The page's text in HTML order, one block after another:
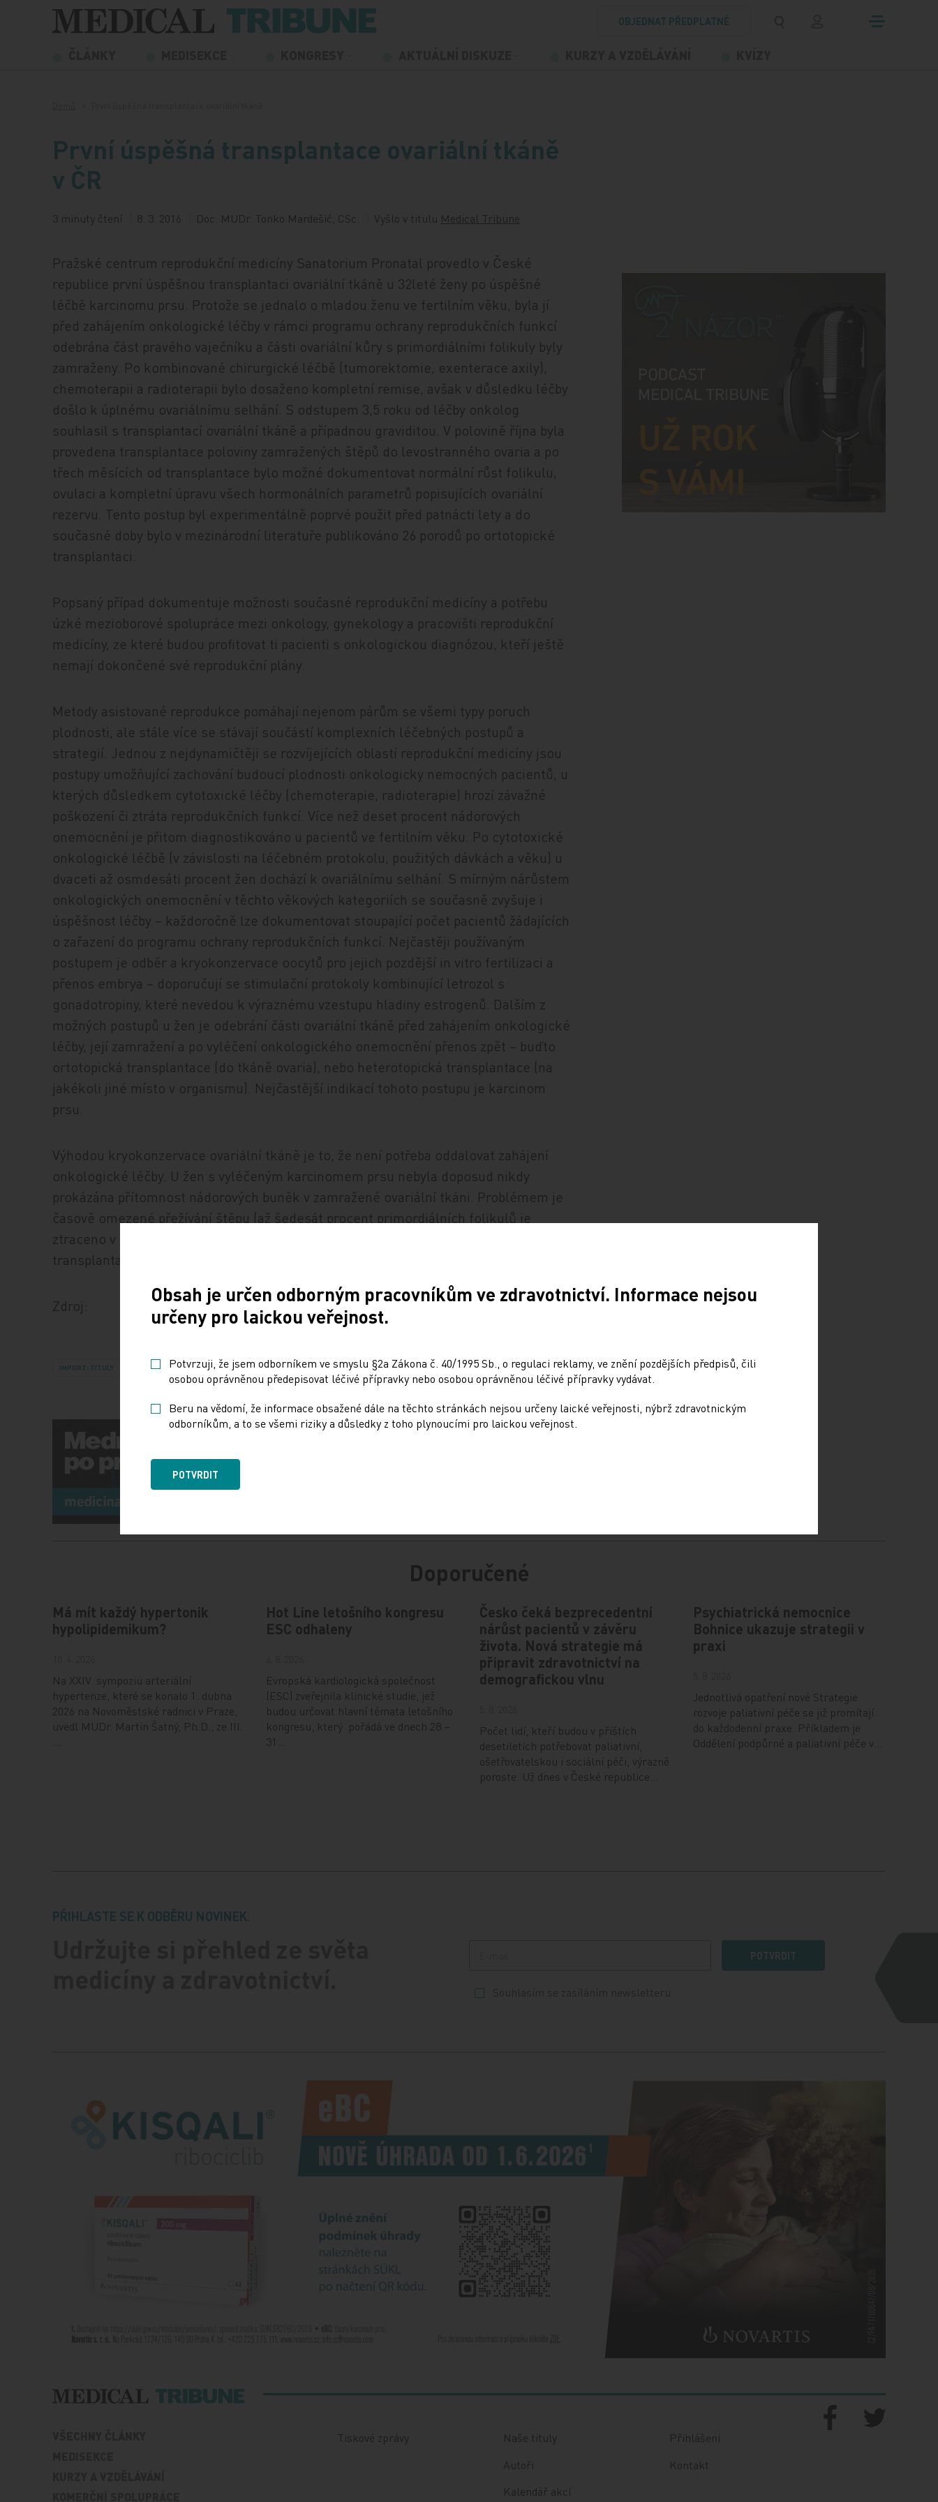
Přeskočit na obsah
OBJEDNAT PŘEDPLATNÉ
První úspěšná transplantace ovariální tkáně
v ČR
3 minuty čtení 8. 3. 2016 Doc. MUDr. Tonko Mardešić, CSc. Vyšlo v titulu Medical Tribune
Pražské centrum reprodukční medicíny Sanatorium Pronatal provedlo v České
republice první úspěšnou transplantaci ovariální tkáně u 32leté ženy po úspěšné
léčbě karcinomu prsu. Protože se jednalo o mladou ženu ve fertilním věku, byla jí
před zahájením onkologické léčby v rámci programu ochrany reprodukčních funkcí
odebrána část pravého vaječníku a části ovariální kůry s primordiálními folikuly byly
zamraženy. Po kombinované chirurgické léčbě (tumorektomie, exenterace axily),
chemoterapii a radioterapii bylo dosaženo kompletní remise, avšak v důsledku léčby
došlo k úplnému ovariálnímu selhání. S odstupem 3,5 roku od léčby onkolog
souhlasil s transplantací ovariální tkáně a případnou graviditou. V polovině října byla
provedena transplantace poloviny zamražených štěpů do levostranného ovaria a po
třech měsících od transplantace bylo možné dokumentovat normální růst folikulu,
ovulaci a kompletní úpravu všech hormonálních parametrů popisujících ovariální
rezervu. Tento postup byl experimentálně poprvé použit před patnácti lety a do
současné doby bylo v mezinárodní literatuře publikováno 26 porodů po ortotopické
transplantaci.
Popsaný případ dokumentuje možnosti současné reprodukční medicíny a potřebu
úzké mezioborové spolupráce mezi onkology, gynekology a pracovišti reprodukční
medicíny, ze které budou profitovat ti pacienti s onkologickou diagnózou, kteří ještě
nemají dokončené své reprodukční plány.
Metody asistované reprodukce pomáhají nejenom párům se všemi typy poruch
plodnosti, ale stále více se stávají součástí komplexních léčebných postupů a
strategií. Jednou z nejdynamičtěji se rozvíjejících oblastí reprodukční medicíny jsou
postupy umožňující zachování budoucí plodnosti onkologicky nemocných pacientů, u
kterých důsledkem cytotoxické léčby (chemoterapie, radioterapie) hrozí závažné
poškození či ztráta reprodukčních funkcí. Více než deset procent nádorových
onemocnění je přitom diagnostikováno u pacientů ve fertilním věku. Po cytotoxické
onkologické léčbě (v závislosti na léčebném protokolu, použitých dávkách a věku) u
dvaceti až osmdesáti procent žen dochází k ovariálnímu selhání. S mírným nárůstem
onkologických onemocnění v těchto věkových kategoriích se současně zvyšuje i
úspěšnost léčby – každoročně lze dokumentovat stoupající počet pacientů žádajících
o zařazení do programu ochrany reprodukčních funkcí. Nejčastěji používaným
postupem je odběr a kryokonzervace oocytů pro jejich pozdější in vitro fertilizaci a
přenos embrya – doporučují se stimulační protokoly kombinující letrozol s
gonadotropiny, které nevedou k výraznému vzestupu hladiny estrogenů. Dalším z
možných postupů u žen je odebrání části ovariální tkáně před zahájením onkologické
léčby, její zamražení a po vyléčení onkologického onemocnění přenos zpět – buďto
ortotopická transplantace (do tkáně ovaria), nebo heterotopická transplantace (na
jakékoli jiné místo v organismu). Nejčastější indikací tohoto postupu je karcinom
prsu.
Výhodou kryokonzervace ovariální tkáně je to, že není potřeba oddalovat zahájení
onkologické léčby. U žen s vyléčeným karcinomem prsu nebyla doposud nikdy
prokázána přítomnost nádorových buněk v zamražené ovariální tkáni. Problémem je
časově omezené přežívání štěpu (až šedesát procent primordiálních folikulů je
ztraceno v ischemické fázi, než dojde k revaskularizaci transplantované tkáně),
transplantaci je proto nutné v řadě případů opakovat.
Zdroj:
IMPORT: TITULY Sdílejte článek
Doporučené
Má mít každý hypertonik
hypolipidemikum?
Na XXIV. sympoziu arteriální
hypertenze, které se konalo 1. dubna
2026 na Novoměstské radnici v Praze,
uvedl MUDr. Martin Šatný, Ph.D., ze III.
Hot Line letošního kongresu
ESC odhaleny
Evropská kardiologická společnost
(ESC) zveřejnila klinické studie, jež
budou určovat hlavní témata letošního
kongresu, který pořádá ve dnech 28.–
31…
Česko čeká bezprecedentní
nárůst pacientů v závěru
života. Nová strategie má
připravit zdravotnictví na
demografickou vlnu
Počet lidí, kteří budou v příštích
desetiletích potřebovat paliativní,
ošetřovatelskou i sociální péči, výrazně
poroste. Už dnes v České republice…
Psychiatrická nemocnice
Bohnice ukazuje strategii v
praxi
Jednotlivá opatření nové Strategie
rozvoje paliativní péče se již promítají
do každodenní praxe. Příkladem je
Oddělení podpůrné a paliativní péče v…
PŘIHLASTE SE K ODBĚRU NOVINEK.
POTVRDIT
Tiskové zprávy
Naše tituly
Autoři
Kalendář akcí
Přihlášení
Kontakt
Obsah je určen odborným pracovníkům ve zdravotnictví. Informace nejsou
určeny pro laickou veřejnost.
Potvrzuji, že jsem odborníkem ve smyslu §2a Zákona č. 40/1995 Sb., o regulaci reklamy, ve znění pozdějších předpisů, čili
osobou oprávněnou předepisovat léčivé přípravky nebo osobou oprávněnou léčivé přípravky vydávat.
Beru na vědomí, že informace obsažené dále na těchto stránkách nejsou určeny laické veřejnosti, nýbrž zdravotnickým
odborníkům, a to se všemi riziky a důsledky z toho plynoucími pro laickou veřejnost.
POTVRDIT